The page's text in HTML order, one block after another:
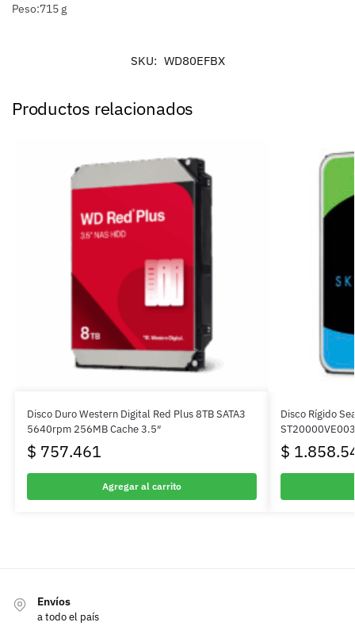
Peso:715 g
SKU: WD80EFBX
Productos relacionados
Disco Duro Western Digital Red Plus 8TB SATA3
5640rpm 256MB Cache 3.5″
$ 757.461
Agregar al carrito
Disco Rígido
ST20000VE003
$
Envíos
a todo el país